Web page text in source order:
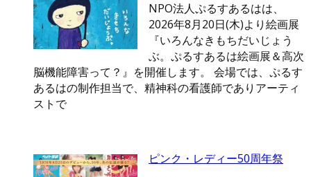
NPO法人ぷるすあるはは、
2026年8月20日(木)より絵画展
『いろんなきもちだいじょう
ぶ。ぷるすあるは絵画展＆高次
脳機能障害って？』を開催します。 会場では、ぷるす
あるはの制作担当で、精神科の看護師でありアーティ
ストで
ピンク・レディー50周年祭